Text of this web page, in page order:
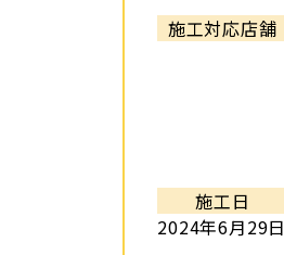
施工対応店舗
施工日
2024年6月29日